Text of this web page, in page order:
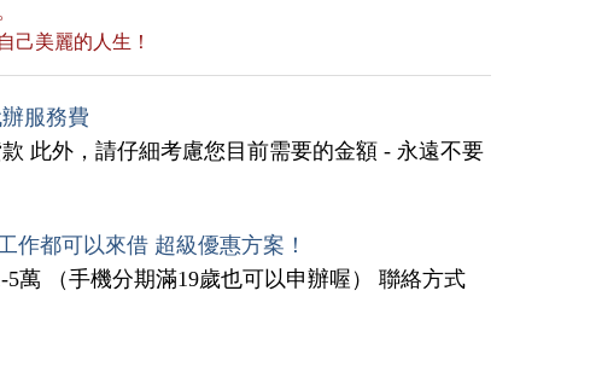
己美麗的人生！
服務費
此外，請仔細考慮您目前需要的金額 - 永遠不要
作都可以來借 超級優惠方案！
萬 （手機分期滿19歲也可以申辦喔） 聯絡方式